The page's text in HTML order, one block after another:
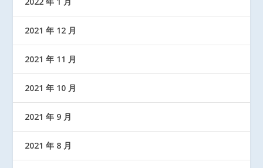
2021 年 12 月
2021 年 11 月
2021 年 10 月
2021 年 9 月
2021 年 8 月